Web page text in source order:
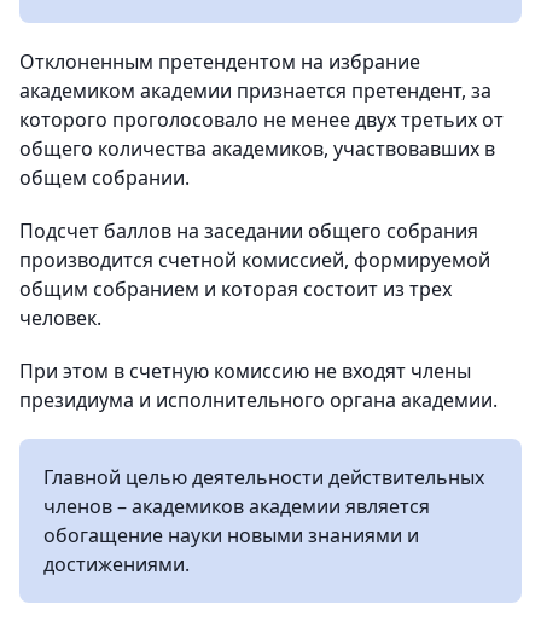
Отклоненным претендентом на избрание
академиком академии признается претендент, за
которого проголосовало не менее двух третьих от
общего количества академиков, участвовавших в
общем собрании.
Подсчет баллов на заседании общего собрания
производится счетной комиссией, формируемой
общим собранием и которая состоит из трех
человек.
При этом в счетную комиссию не входят члены
президиума и исполнительного органа академии.
Главной целью деятельности действительных
членов – академиков академии является
обогащение науки новыми знаниями и
достижениями.